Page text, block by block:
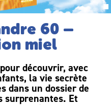
60 –
miel
découvrir, avec
la vie secrète
dans un dossier de
surprenantes. Et